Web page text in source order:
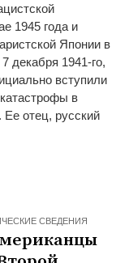
1945 года и
Японии в
декабря 1941-го,
вступили
в
отец, русский
СВЕДЕНИЯ